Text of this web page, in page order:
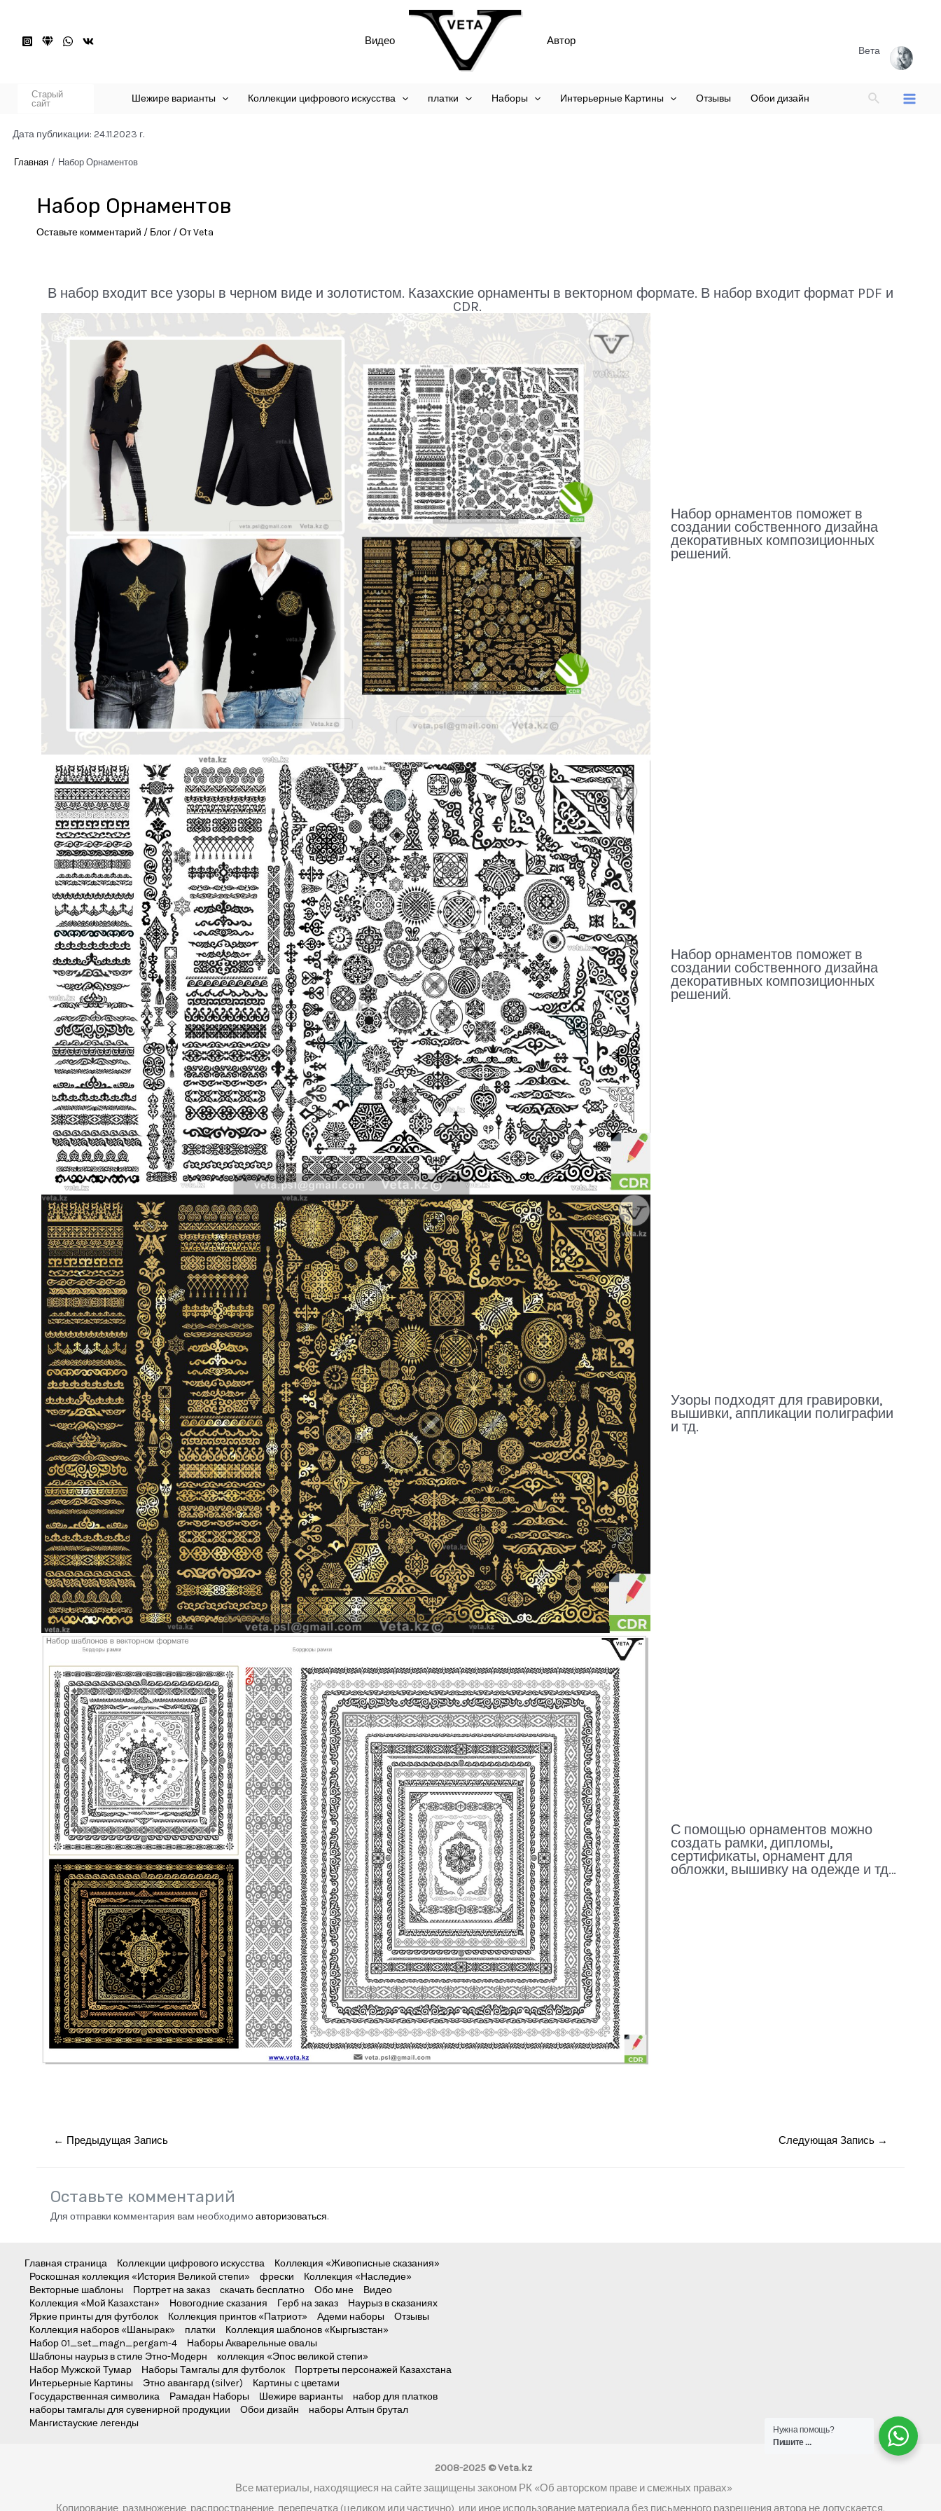
Видео Автор
Вета
Старый
сайт
Шежире варианты Коллекции цифрового искусства платки Наборы Интерьерные Картины Отзывы Обои дизайн Поиск
Дата публикации: 24.11.2023 г.
Главная Набор Орнаментов
Набор Орнаментов
Оставьте комментарий / Блог / ОтVeta
В набор входит все узоры в черном виде и золотистом. Казахские орнаменты в векторном формате. В набор входит формат PDF и
CDR.
Набор орнаментов поможет в
создании собственного дизайна
декоративных композиционных
решений.
Набор орнаментов поможет в
создании собственного дизайна
декоративных композиционных
решений.
Узоры подходят для гравировки,
вышивки, аппликации полиграфии
и тд.
С помощью орнаментов можно
создать рамки, дипломы,
сертификаты, орнамент для
обложки, вышивку на одежде и тд…
Навигация
← Предыдущая Запись Следующая Запись →
Оставьте комментарий
Для отправки комментария вам необходимоавторизоваться.
Главная страница Коллекции цифрового искусства
Коллекция «Живописные сказания»
Роскошная коллекция «История Великой степи»
фрески
Коллекция «Наследие»
Векторные шаблоны
Портрет на заказ скачать бесплатно Обо мне
Видео
Коллекция «Мой Казахстан»
Новогодние сказания Герб на заказ
Наурыз в сказаниях
Яркие принты для футболок
Коллекция принтов «Патриот» Адеми наборы
Отзывы
Коллекция наборов «Шанырак»
платки
Коллекция шаблонов «Кыргызстан»
Набор 01_set_magn_pergam-4
Наборы Акварельные овалы
Шаблоны наурыз в стиле Этно-Модерн
коллекция «Эпос великой степи»
Набор Мужской Тумар
Наборы Тамгалы для футболок
Портреты персонажей Казахстана
Интерьерные Картины
Этно авангард (silver)
Картины с цветами
Государственная символика
Рамадан Наборы Шежире варианты
набор для платков
наборы тамгалы для сувенирной продукции
Обои дизайн
наборы Алтын брутал
Мангистауские легенды
2008-2025 © Veta.kz
Все материалы, находящиеся на сайте защищены законом РК «Об авторском праве и смежных правах»
Копирование, размножение, распространение, перепечатка (целиком или частично), или иное использование материала без письменного разрешения автора не допускается.
Нужна помощь?
Пишите ...